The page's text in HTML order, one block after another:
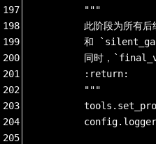
        """
此阶段为所有
和
同时，
        :return:
        """
197
198
199
200
201
202
203
204
205